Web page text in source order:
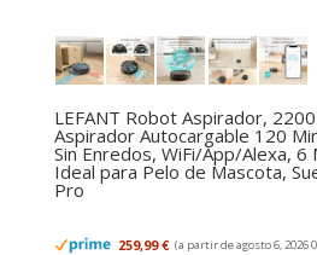
LEFANT Robot Aspirador,
Aspirador Autocargable 120
Sin Enredos, WiFi/App/Alexa,
Ideal para Pelo de Mascota,
Pro
259,99 € (a partir de agosto 6, 2026